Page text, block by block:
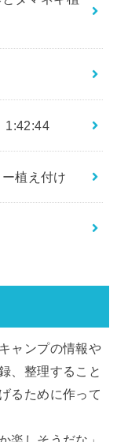
1:42:44
植え付け
ャンプの情報や
、整理すること
るために作って